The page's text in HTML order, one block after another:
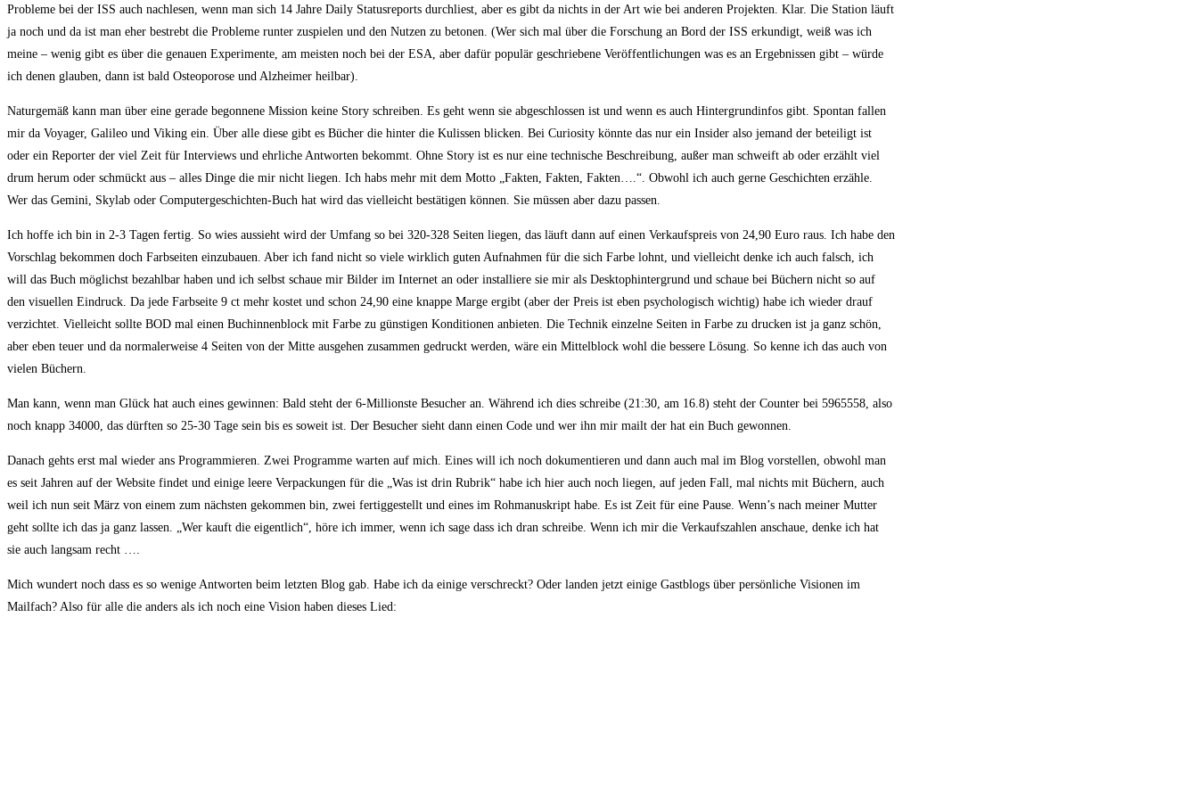
Probleme bei der ISS auch nachlesen, wenn man sich 14 Jahre Daily Statusreports durchliest, aber es gibt da nichts in der Art wie bei anderen Projekten. Klar. Die Station läuft
ja noch und da ist man eher bestrebt die Probleme runter zuspielen und den Nutzen zu betonen. (Wer sich mal über die Forschung an Bord der ISS erkundigt, weiß was ich
meine – wenig gibt es über die genauen Experimente, am meisten noch bei der ESA, aber dafür populär geschriebene Veröffentlichungen was es an Ergebnissen gibt – würde
ich denen glauben, dann ist bald Osteoporose und Alzheimer heilbar).
Naturgemäß kann man über eine gerade begonnene Mission keine Story schreiben. Es geht wenn sie abgeschlossen ist und wenn es auch Hintergrundinfos gibt. Spontan fallen
mir da Voyager, Galileo und Viking ein. Über alle diese gibt es Bücher die hinter die Kulissen blicken. Bei Curiosity könnte das nur ein Insider also jemand der beteiligt ist
oder ein Reporter der viel Zeit für Interviews und ehrliche Antworten bekommt. Ohne Story ist es nur eine technische Beschreibung, außer man schweift ab oder erzählt viel
drum herum oder schmückt aus – alles Dinge die mir nicht liegen. Ich habs mehr mit dem Motto „Fakten, Fakten, Fakten….“. Obwohl ich auch gerne Geschichten erzähle.
Wer das Gemini, Skylab oder Computergeschichten-Buch hat wird das vielleicht bestätigen können. Sie müssen aber dazu passen.
Ich hoffe ich bin in 2-3 Tagen fertig. So wies aussieht wird der Umfang so bei 320-328 Seiten liegen, das läuft dann auf einen Verkaufspreis von 24,90 Euro raus. Ich habe den
Vorschlag bekommen doch Farbseiten einzubauen. Aber ich fand nicht so viele wirklich guten Aufnahmen für die sich Farbe lohnt, und vielleicht denke ich auch falsch, ich
will das Buch möglichst bezahlbar haben und ich selbst schaue mir Bilder im Internet an oder installiere sie mir als Desktophintergrund und schaue bei Büchern nicht so auf
den visuellen Eindruck. Da jede Farbseite 9 ct mehr kostet und schon 24,90 eine knappe Marge ergibt (aber der Preis ist eben psychologisch wichtig) habe ich wieder drauf
verzichtet. Vielleicht sollte BOD mal einen Buchinnenblock mit Farbe zu günstigen Konditionen anbieten. Die Technik einzelne Seiten in Farbe zu drucken ist ja ganz schön,
aber eben teuer und da normalerweise 4 Seiten von der Mitte ausgehen zusammen gedruckt werden, wäre ein Mittelblock wohl die bessere Lösung. So kenne ich das auch von
vielen Büchern.
Man kann, wenn man Glück hat auch eines gewinnen: Bald steht der 6-Millionste Besucher an. Während ich dies schreibe (21:30, am 16.8) steht der Counter bei 5965558, also
noch knapp 34000, das dürften so 25-30 Tage sein bis es soweit ist. Der Besucher sieht dann einen Code und wer ihn mir mailt der hat ein Buch gewonnen.
Danach gehts erst mal wieder ans Programmieren. Zwei Programme warten auf mich. Eines will ich noch dokumentieren und dann auch mal im Blog vorstellen, obwohl man
es seit Jahren auf der Website findet und einige leere Verpackungen für die „Was ist drin Rubrik“ habe ich hier auch noch liegen, auf jeden Fall, mal nichts mit Büchern, auch
weil ich nun seit März von einem zum nächsten gekommen bin, zwei fertiggestellt und eines im Rohmanuskript habe. Es ist Zeit für eine Pause. Wenn’s nach meiner Mutter
geht sollte ich das ja ganz lassen. „Wer kauft die eigentlich“, höre ich immer, wenn ich sage dass ich dran schreibe. Wenn ich mir die Verkaufszahlen anschaue, denke ich hat
sie auch langsam recht ….
Mich wundert noch dass es so wenige Antworten beim letzten Blog gab. Habe ich da einige verschreckt? Oder landen jetzt einige Gastblogs über persönliche Visionen im
Mailfach? Also für alle die anders als ich noch eine Vision haben dieses Lied: